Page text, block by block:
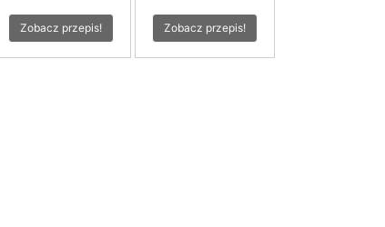
Zobacz przepis! Zobacz przepis!